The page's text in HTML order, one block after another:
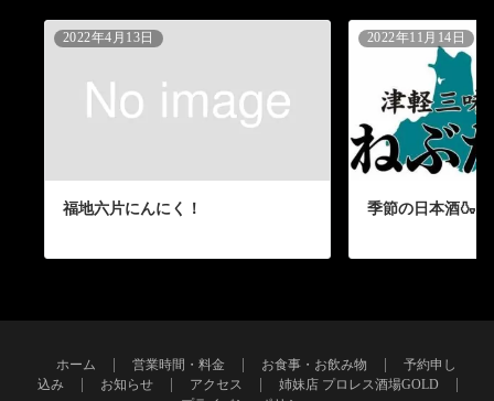
2022年4月13日
福地六片にんにく！
2022年11月14日
季節の日本酒🍶
ホーム 営業時間・料金 お食事・お飲み物
予約申し
込み
お知らせ アクセス
姉妹店 プロレス酒場GOLD